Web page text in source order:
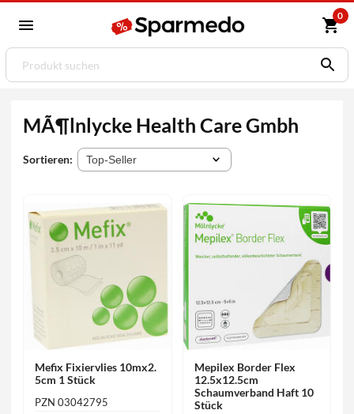
0
MÃ¶lnlycke Health Care Gmbh
Sortieren:
Mefix Fixiervlies 10mx2.
5cm 1 Stück
PZN 03042795
Mepilex Border Flex
12.5x12.5cm
Schaumverband Haft 10
Stück